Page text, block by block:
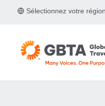
Sélectionnez votre région